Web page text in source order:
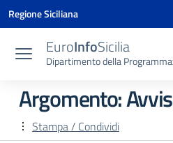
Vai ai contenuti
Vai al menu di navigazione
Vai al footer
Vai al banner delle Cookie Policy
Regione Siciliana
EuroInfoSicilia
Dipartimento della
Argomento:
Stampa / Condividi